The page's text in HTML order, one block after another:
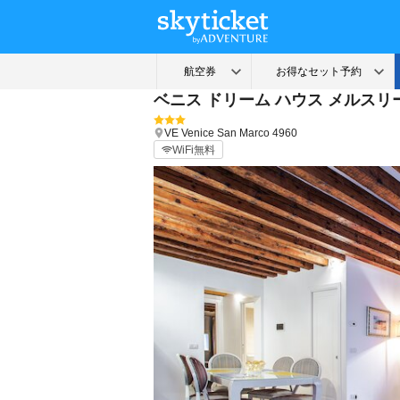
ベニス ドリーム ハウス メルスリ
VE Venice San Marco 4960
WiFi無料